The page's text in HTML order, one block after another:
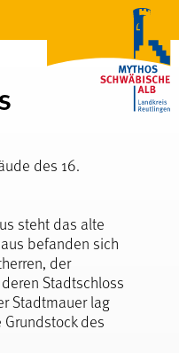
des 16.
steht das alte
befanden sich
der
Stadtschloss
Stadtmauer lag
des